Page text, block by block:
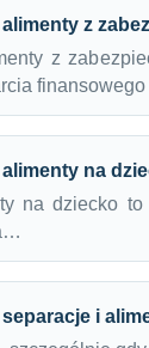
z
z
na
na dziecko
i